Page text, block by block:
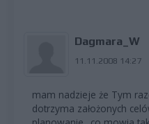
Dagmara_W
11.11.2008 14:27
mam nadzieje że Tym
dotrzyma założonych